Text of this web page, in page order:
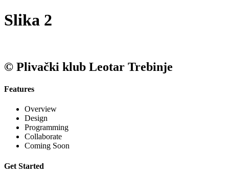
Slika 2
© Plivački klub Leotar Trebinje
Features
Overview
Design
Programming
Collaborate
Coming Soon
Get Started